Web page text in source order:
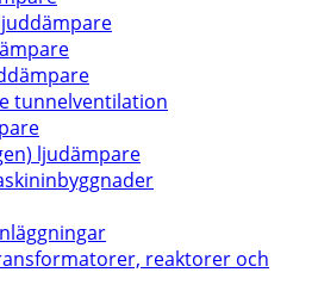
tunnelventilation
ljudämpare
reaktorer och